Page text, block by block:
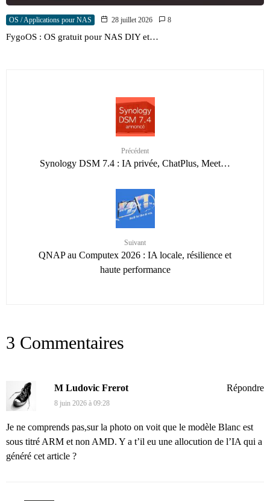
OS / Applications pour NAS 28 juillet 2026 8
FygoOS : OS gratuit pour NAS DIY et…
Précédent
Synology DSM 7.4 : IA privée, ChatPlus, Meet…
Suivant
QNAP au Computex 2026 : IA locale, résilience et
haute performance
3 Commentaires
M Ludovic Frerot
8 juin 2026 à 09:28
Je ne comprends pas,sur la photo on voit que le modèle Blanc est
sous titré ARM et non AMD. Y a t’il eu une allocution de l’IA qui a
généré cet article ?
Répondre